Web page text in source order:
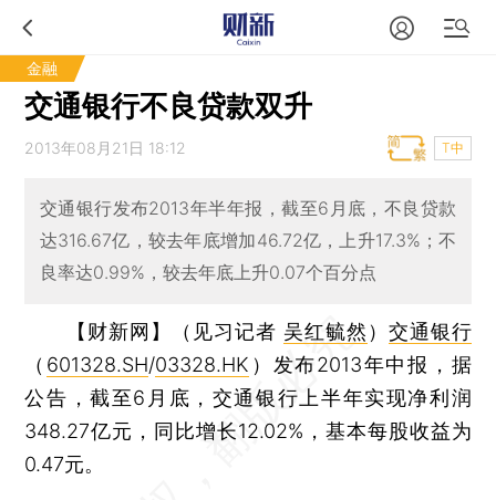
金融
交通银行不良贷款双升
2013年08月21日 18:12 T中
交通银行发布2013年半年报，截至6月底，不良贷款
达316.67亿，较去年底增加46.72亿，上升17.3%；不
良率达0.99%，较去年底上升0.07个百分点
【财新网】（见习记者 吴红毓然 ） 交通银行
（ 601328.SH/03328.HK ）发布2013年中报，据
公告，截至6月底，交通银行上半年实现净利润
348.27亿元，同比增长12.02%，基本每股收益为
0.47元。